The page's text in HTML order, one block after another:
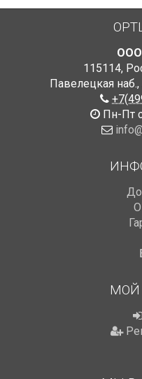
ООО
115114,
Павелецкая наб.,
Пн-Пт с
МОЙ